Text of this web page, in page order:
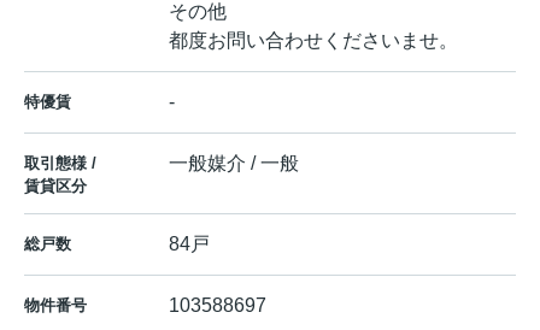
その他
都度お問い合わせくださいませ。
特優賃 -
取引態様 /
賃貸区分
一般媒介 / 一般
総戸数 84戸
物件番号 103588697